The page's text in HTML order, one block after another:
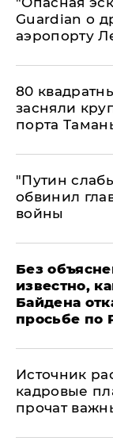
Guardian о
аэропорту
80
засняли
порта
​"Путин
обвинил
войны
Без
известно,
Байдена
просьбе по
​Источник
кадровые
прочат